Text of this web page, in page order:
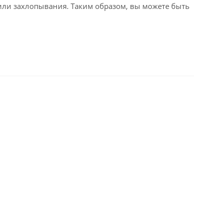
захлопывания. Таким образом, вы можете быть